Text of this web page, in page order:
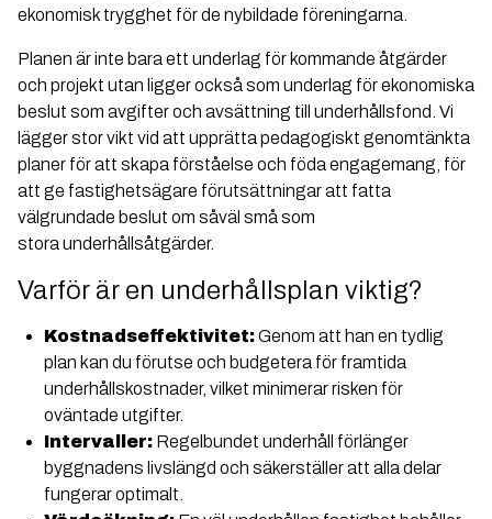
ekonomisk trygghet för de nybildade föreningarna.
Planen är inte bara ett underlag för kommande åtgärder
och projekt utan ligger också som underlag för ekonomiska
beslut som avgifter och avsättning till underhållsfond. Vi
lägger stor vikt vid att upprätta pedagogiskt genomtänkta
planer för att skapa förståelse och föda engagemang, för
att ge fastighetsägare förutsättningar att fatta
välgrundade beslut om såväl små som
stora underhållsåtgärder.
Varför är en underhållsplan viktig?
Kostnadseffektivitet:Genom att han en tydlig
plan kan du förutse och budgetera för framtida
underhållskostnader, vilket minimerar risken för
oväntade utgifter.
Intervaller: Regelbundet underhåll förlänger
byggnadens livslängd och säkerställer att alla delar
fungerar optimalt.